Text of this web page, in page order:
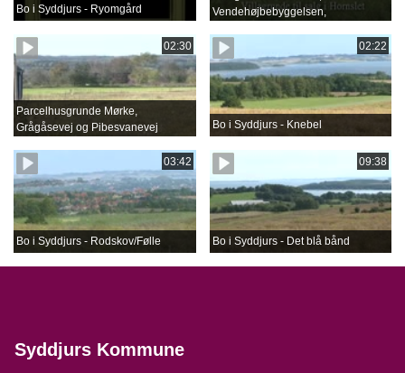
Bo i Syddjurs - Ryomgård
Vendehøjbebyggelsen,
02:30
Parcelhusgrunde Mørke,
Grågåsevej og Pibesvanevej
02:22
Bo i Syddjurs - Knebel
03:42
Bo i Syddjurs - Rodskov/Følle
09:38
Bo i Syddjurs - Det blå bånd
Syddjurs Kommune